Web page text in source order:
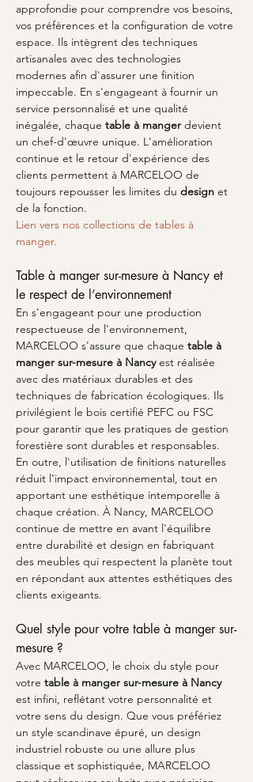
approfondie pour comprendre vos besoins,
vos préférences et la configuration de votre
espace. Ils intègrent des techniques
artisanales avec des technologies
modernes afin d'assurer une finition
impeccable. En s'engageant à fournir un
service personnalisé et une qualité
inégalée, chaque table à manger devient
un chef-d'œuvre unique. L'amélioration
continue et le retour d'expérience des
clients permettent à MARCELOO de
toujours repousser les limites du design et
de la fonction.
Lien vers nos collections de tables à
manger.
Table à manger sur-mesure à Nancy et
le respect de l’environnement
En s'engageant pour une production
respectueuse de l'environnement,
MARCELOO s'assure que chaque table à
manger sur-mesure à Nancy est réalisée
avec des matériaux durables et des
techniques de fabrication écologiques. Ils
privilégient le bois certifié PEFC ou FSC
pour garantir que les pratiques de gestion
forestière sont durables et responsables.
En outre, l'utilisation de finitions naturelles
réduit l'impact environnemental, tout en
apportant une esthétique intemporelle à
chaque création. À Nancy, MARCELOO
continue de mettre en avant l'équilibre
entre durabilité et design en fabriquant
des meubles qui respectent la planète tout
en répondant aux attentes esthétiques des
clients exigeants.
Quel style pour votre table à manger sur-
mesure ?
Avec MARCELOO, le choix du style pour
votre table à manger sur-mesure à Nancy
est infini, reflétant votre personnalité et
votre sens du design. Que vous préfériez
un style scandinave épuré, un design
industriel robuste ou une allure plus
classique et sophistiquée, MARCELOO